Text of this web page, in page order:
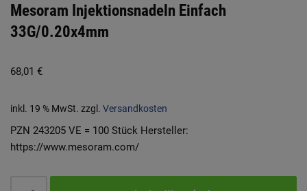
Mesoram Injektionsnadeln Einfach
33G/0.20x4mm
68,01 €
inkl. 19 % MwSt. zzgl. Versandkosten
PZN 243205 VE = 100 Stück Hersteller:
https://www.mesoram.com/